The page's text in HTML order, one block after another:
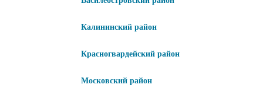
Калининский район
Красногвардейский район
Московский район